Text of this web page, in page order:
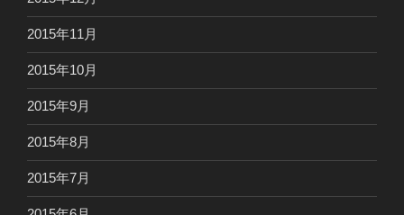
2015年11月
2015年10月
2015年9月
2015年8月
2015年7月